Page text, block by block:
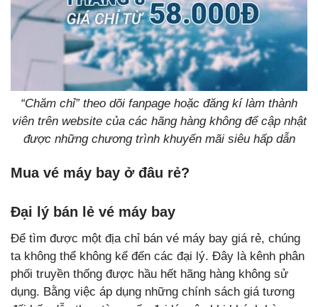
“Chăm chỉ” theo dõi fanpage hoặc đăng kí làm thành
viên trên website của các hãng hàng không để cập nhật
được những chương trình khuyến mãi siêu hấp dẫn
Mua vé máy bay ở đâu rẻ?
Đại lý bán lẻ vé máy bay
Để tìm được một địa chỉ bán vé máy bay giá rẻ, chúng
ta không thể không kể đến các đại lý. Đây là kênh phân
phối truyền thống được hầu hết hãng hàng không sử
dụng. Bằng việc áp dụng những chính sách giá tương